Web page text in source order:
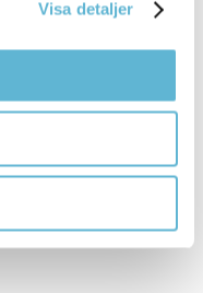
Visa detaljer